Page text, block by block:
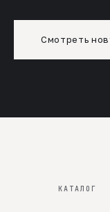
Смотреть
КАТАЛОГ